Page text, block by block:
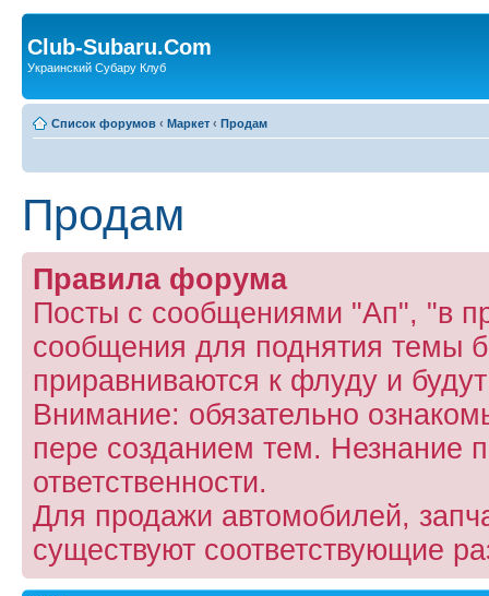
Club-Subaru.Com
Украинский Субару Клуб
Список форумов ‹ Маркет ‹ Продам
Продам
Правила форума
Посты с сообщениями "Ап", "в
сообщения для поднятия темы
приравниваются к флуду и
Внимание: обязательно
пере созданием тем. Незнание
ответственности.
Для продажи автомобилей,
существуют соответствующие